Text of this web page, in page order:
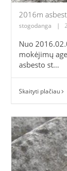
2016m
stogodanga |
Nuo
mokėjimų
asbesto st...
Skaityti plačiau